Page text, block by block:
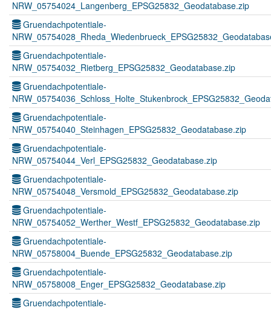
NRW_05754024_Langenberg_EPSG25832_Geodatabase.zip
Gruendachpotentiale-
Gruendachpotentiale-
NRW_05754032_Rietberg_EPSG25832_Geodatabase.zip
Gruendachpotentiale-
Gruendachpotentiale-
NRW_05754040_Steinhagen_EPSG25832_Geodatabase.zip
Gruendachpotentiale-
NRW_05754044_Verl_EPSG25832_Geodatabase.zip
Gruendachpotentiale-
NRW_05754048_Versmold_EPSG25832_Geodatabase.zip
Gruendachpotentiale-
NRW_05754052_Werther_Westf_EPSG25832_Geodatabase.zip
Gruendachpotentiale-
NRW_05758004_Buende_EPSG25832_Geodatabase.zip
Gruendachpotentiale-
NRW_05758008_Enger_EPSG25832_Geodatabase.zip
Gruendachpotentiale-